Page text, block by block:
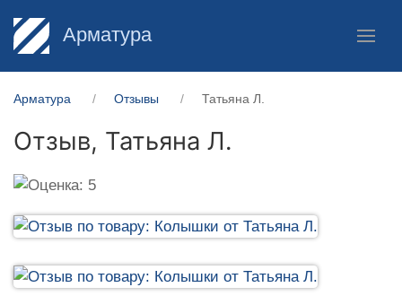
Арматура
Арматура Отзывы Татьяна Л.
Отзыв, Татьяна Л.